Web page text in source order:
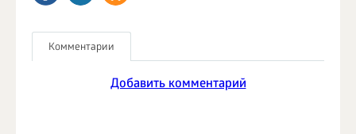
Комментарии
Добавить комментарий